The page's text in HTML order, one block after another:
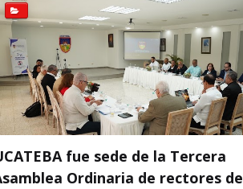
fue sede de la Tercera
Ordinaria de rectores de